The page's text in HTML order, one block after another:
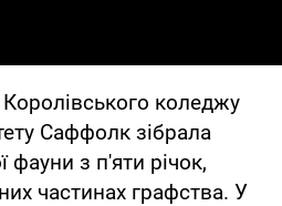
коледжу
Саффолк зібрала
фауни з п'яти річок,
частинах графства. У